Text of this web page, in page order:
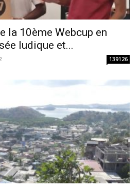
la 10ème Webcup en
ludique et...
139126